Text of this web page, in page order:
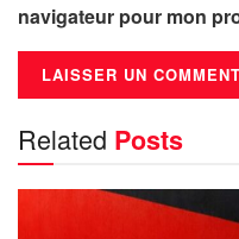
navigateur pour mon
Related Posts